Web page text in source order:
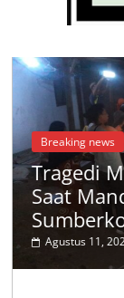
Breaking news
Tragedi
Saat
Agustus 11,